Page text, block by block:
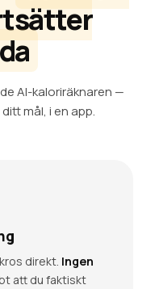
AI-kaloriräknaren —
mål, i en app.
direkt. Ingen
att du faktiskt